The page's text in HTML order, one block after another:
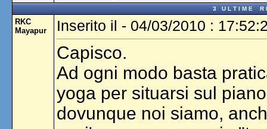
3 U L T I M E R I
RKC
Mayapur
Inserito il - 04/03/2010 :
Capisco.
Ad ogni modo basta
yoga per situarsi sul
dovunque noi siamo,